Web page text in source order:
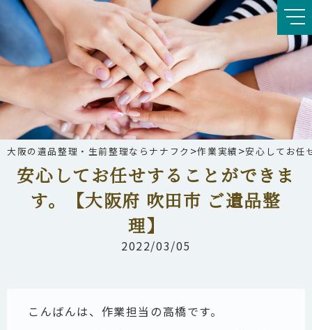
大阪の遺品整理・生前整理ならナナフク >作業実績 >安心してお任
安心してお任せすることができま
す。【大阪府 吹田市 ご遺品整
理】
2022/03/05
こんばんは、作業担当の高橋です。